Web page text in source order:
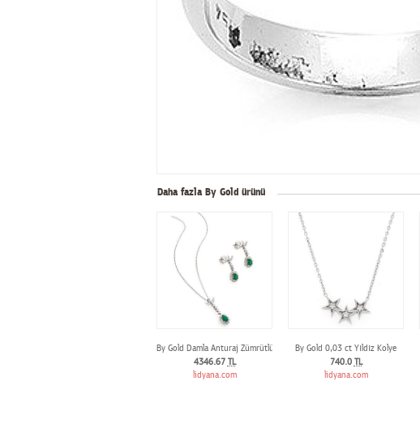
Daha fazla By Gold ürünü
By Gold Damla Anturaj Zümrütlü Kolye ve Küpe
4346.67 TL
lidyana.com
By Gold 0,03 ct Yıldız Kolye
740.0 TL
lidyana.com